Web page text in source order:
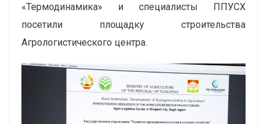
«Термодинамика» и специалисты ППУСХ
посетили площадку строительства
Агрологистического центра.